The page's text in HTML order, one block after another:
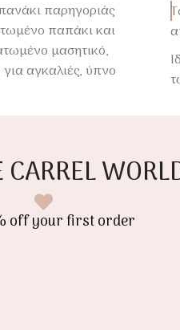
παρηγοριάς
παπάκι και
μασητικό,
για αγκαλιές, ύπνο
ασφάλεια και ηρεμία
από τις πρώτες
off your first order